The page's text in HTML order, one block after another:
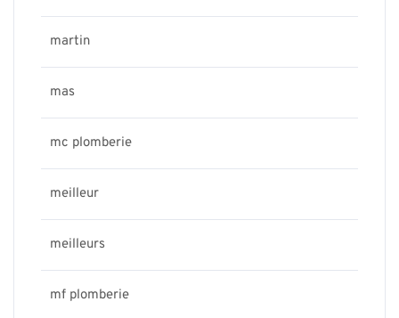
martin
mas
mc plomberie
meilleur
meilleurs
mf plomberie